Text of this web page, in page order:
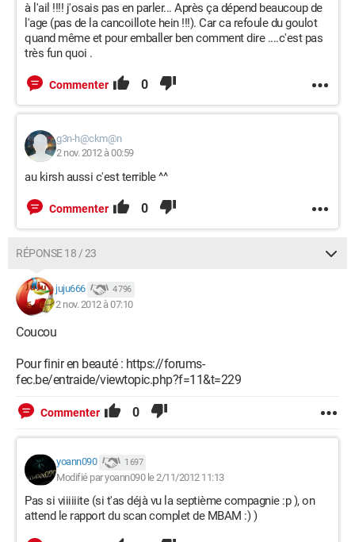
à l'ail !!!! j'osais pas en parler... Après ça dépend beaucoup de
l'age (pas de la cancoillote hein !!!). Car ca refoule du goulot
quand même et pour emballer ben comment dire ....c'est pas
très fun quoi .
Commenter 0
g3n-h@ckm@n
2 nov. 2012 à 00:59
au kirsh aussi c'est terrible ^^
Commenter 0
RÉPONSE 18 / 23
juju666 4 796
2 nov. 2012 à 07:10
Coucou
Pour finir en beauté : https://forums-
fec.be/entraide/viewtopic.php?f=11&t=229
Commenter 0
yoann090 1 697
Modifié par yoann090 le 2/11/2012 11:13
Pas si viiiiiite (si t'as déjà vu la septième compagnie :p ), on
attend le rapport du scan complet de MBAM :) )